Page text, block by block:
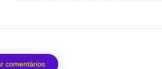
comentários